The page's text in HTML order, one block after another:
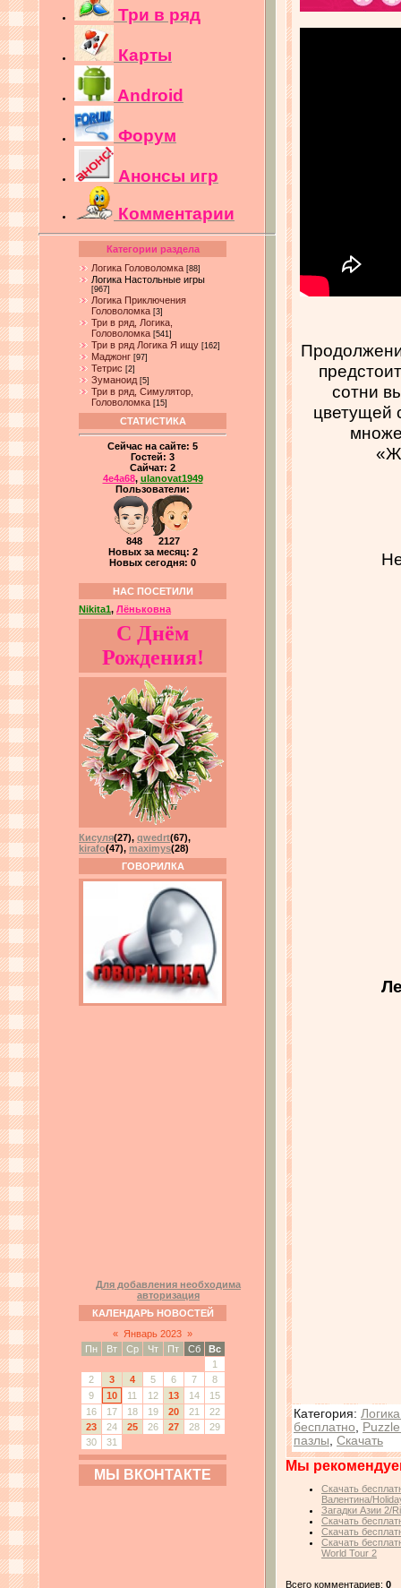
Три в ряд
Карты
Android
Форум
Анонсы игр
Комментарии
Категории раздела
Логика Головоломка [88]
Логика Настольные игры
[967]
Логика Приключения
Головоломка [3]
Три в ряд, Логика,
Головоломка [541]
Три в ряд Логика Я ищу [162]
Маджонг [97]
Тетрис [2]
Зуманоид [5]
Три в ряд, Симулятор,
Головоломка [15]
СТАТИСТИКА
Сейчас на сайте: 5
Гостей: 3
Сайчат: 2
4e4a68, ulanovat1949
Пользователи:
848 2127
Новых за месяц: 2
Новых сегодня: 0
НАС ПОСЕТИЛИ
Nikita1, Лёньковна
С Днём
Рождения!
Кисуля(27), qwedrt(67),
kirafo(47), maximys(28)
ГОВОРИЛКА
Для добавления необходима
авторизация
КАЛЕНДАРЬ НОВОСТЕЙ
« Январь 2023 »
Пн
Вт Ср Чт Пт Сб
Вс
1
2
3 4 5 6 7
8
9
10 11 12 13 14
15
16
17 18 19 20 21
22
23
24 25 26 27 28
29
30
31
МЫ ВКОНТАКТЕ
сотни
цветущей
Категория:
бесплатно
пазлы Скачать
Мы
Скачать
Валентина/
Загадки Азии 2/
Скачать
Скачать
Скачать
World Tour 2
Всего комментариев: 0